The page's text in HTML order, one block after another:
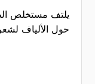
يلتف مستخلص
حول الألياف